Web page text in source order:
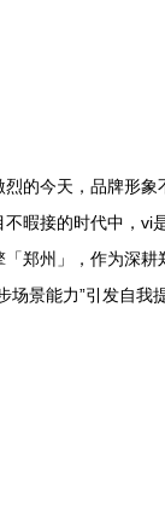
的今天，品牌形
不暇接的时代中，
郑州」，作为深
景能力”引发自我提